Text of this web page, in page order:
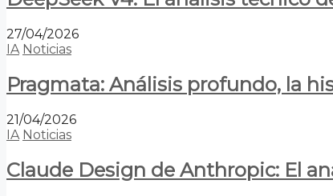
27/04/2026
IA Noticias
Pragmata: Análisis profundo, la
21/04/2026
IA Noticias
Claude Design de Anthropic: El